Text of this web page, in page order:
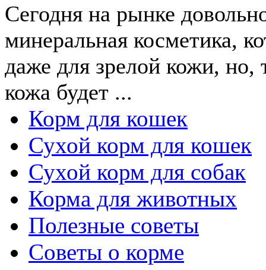
Сегодня на рынке
минеральная косметика,
даже для зрелой кожи, но,
кожа будет ...
Корм для кошек
Сухой корм для кошек
Сухой корм для собак
Корма для животных
Полезные советы
Советы о корме